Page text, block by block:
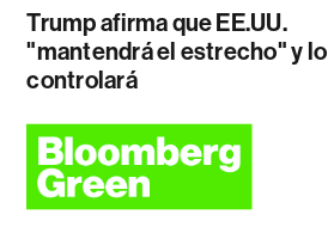
Trump afirma que EE.UU.
"mantendrá el estrecho" y lo
controlará